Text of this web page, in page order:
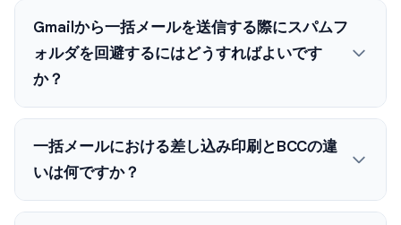
Gmailから一括メールを送信する際にスパムフ
ォルダを回避するにはどうすればよいです
か？
一括メールにおける差し込み印刷とBCCの違
いは何ですか？